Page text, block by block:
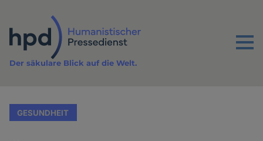
Inhalt
Menu
Der säkulare Blick auf die Welt.
GESUNDHEIT